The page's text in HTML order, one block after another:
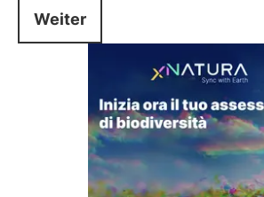
Weiter